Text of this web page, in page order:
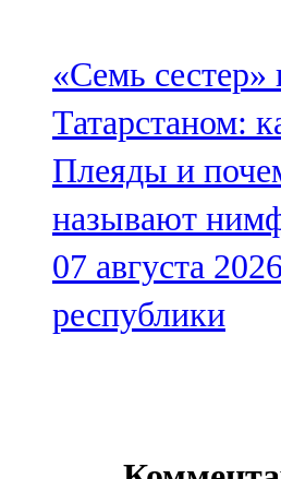
«Семь сестер»
Татарстаном:
Плеяды и
называют
07 августа 2026
республики